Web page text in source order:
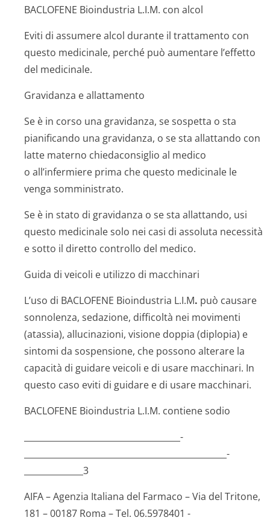
BACLOFENE Bioindustria L.I.M. con alcol
Eviti di assumere alcol durante il trattamento con
questo medicinale, perché può aumentare l’effetto
del medicinale.
Gravidanza e allattamento
Se è in corso una gravidanza, se sospetta o sta
pianificando una gravidanza, o se sta allattando con
latte materno chiedaconsiglio al medico
o all’infermiere prima che questo medicinale le
venga somministrato.
Se è in stato di gravidanza o se sta allattando, usi
questo medicinale solo nei casi di assoluta necessità
e sotto il diretto controllo del medico.
Guida di veicoli e utilizzo di macchinari
L’uso di BACLOFENE Bioindustria L.I.M. può causare
sonnolenza, sedazione, difficoltà nei movimenti
(atassia), allucinazioni, visione doppia (diplopia) e
sintomi da sospensione, che possono alterare la
capacità di guidare veicoli e di usare macchinari. In
questo caso eviti di guidare e di usare macchinari.
BACLOFENE Bioindustria L.I.M. contiene sodio
_____________­________________________­
________________________­________________________­
______________3
AIFA – Agenzia Italiana del Farmaco – Via del Tritone,
181 – 00187 Roma – Tel. 06.5978401 -